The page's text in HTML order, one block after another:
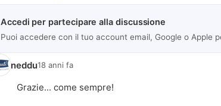
Accedi per partecipare alla discussione
Puoi accedere con il tuo account email, Google o Apple
neddu18 anni fa
Grazie... come sempre!